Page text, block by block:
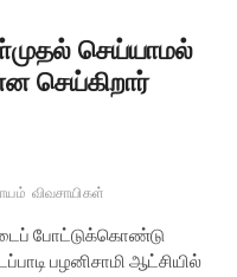
செய்யாமல்
செய்கிறார்
விவசாயிகள்
போட்டுக்கொண்டு
பழனிசாமி ஆட்சியில்